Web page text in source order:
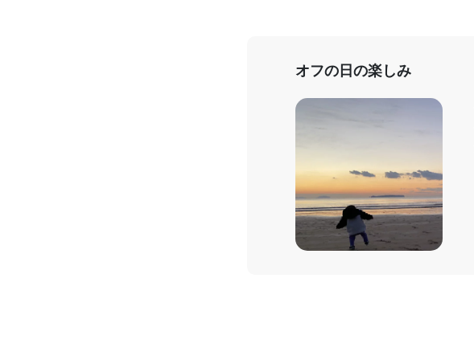
オフの日の楽しみ